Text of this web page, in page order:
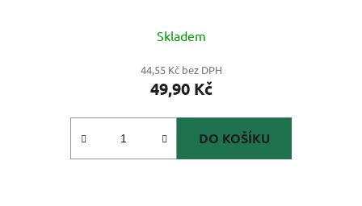
Skladem
44,55 Kč bez DPH
49,90 Kč
DO KOŠÍKU